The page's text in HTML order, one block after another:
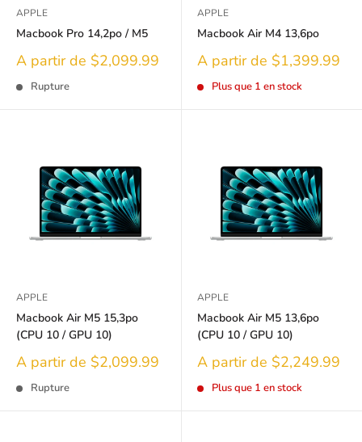
APPLE
Macbook Pro 14,2po / M5
Prix
réduit
A partir de $2,099.99
Rupture
APPLE
Macbook Air M4 13,6po
Prix
réduit
A partir de $1,399.99
Plus que 1 en stock
APPLE
Macbook Air M5 15,3po
(CPU 10 / GPU 10)
Prix
réduit
A partir de $2,099.99
Rupture
APPLE
Macbook Air M5 13,6po
(CPU 10 / GPU 10)
Prix
réduit
A partir de $2,249.99
Plus que 1 en stock